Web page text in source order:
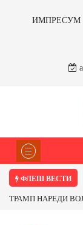
ИМПРЕСУМ
ФЛЕШ ВЕСТИ
ТРАМП НАРЕДИ